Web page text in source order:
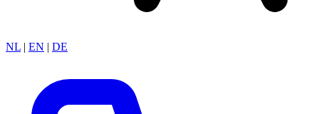
NL | EN | DE